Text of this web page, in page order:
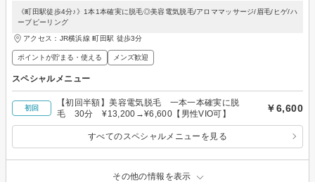
《町田駅徒歩4分♪》1本1本確実に脱毛◎美容電気脱毛/アロママッサージ/眉毛/ヒゲ/ハ
ーブピーリング
アクセス：JR横浜線 町田駅 徒歩3分
ポイントが貯まる・使える メンズ歓迎
スペシャルメニュー
初回
【初回半額】美容電気脱毛 一本一本確実に脱
毛 30分 ¥13,200→¥6,600【男性VIO可】
￥6,600
すべてのスペシャルメニューを見る
その他の情報を表示